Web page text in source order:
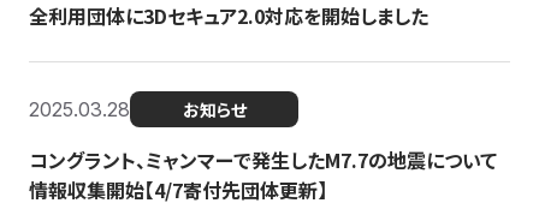
全利用団体に3Dセキュア2.0対応を開始しました
2025.03.28 お知らせ
コングラント、ミャンマーで発生したM7.7の地震について
情報収集開始【4/7寄付先団体更新】